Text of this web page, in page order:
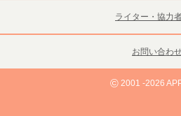
ライター・協力
お問い合わ
©2001 -2026